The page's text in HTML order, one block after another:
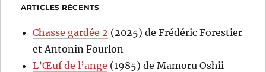
ARTICLES RÉCENTS
Chasse gardée 2 (2025) de Frédéric Forestier
et Antonin Fourlon
L’Œuf de l’ange (1985) de Mamoru Oshii